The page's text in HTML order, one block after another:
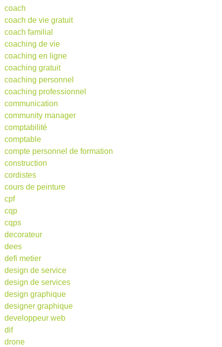
coach
coach de vie gratuit
coach familial
coaching de vie
coaching en ligne
coaching gratuit
coaching personnel
coaching professionnel
communication
community manager
comptabilité
comptable
compte personnel de formation
construction
cordistes
cours de peinture
cpf
cqp
cqps
decorateur
dees
defi metier
design de service
design de services
design graphique
designer graphique
developpeur web
dif
drone